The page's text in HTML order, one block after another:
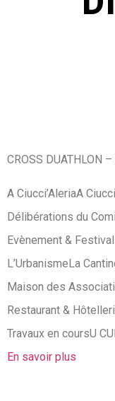
CROSS DUATHLON
A Ciucci’AleriaA
Délibérations du
Evènement &
L’UrbanismeLa
Maison des
Restaurant &
Travaux en coursU
En savoir plus